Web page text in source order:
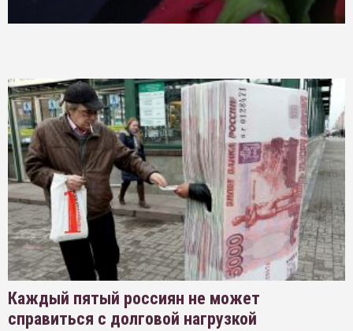
Каждый пятый россиян не может
справиться с долговой нагрузкой